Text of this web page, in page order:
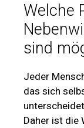
Welche
sind
Jeder
das sich
Daher ist die